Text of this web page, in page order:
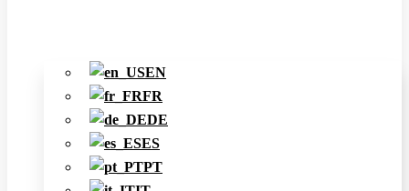
EN
FR
DE
ES
PT